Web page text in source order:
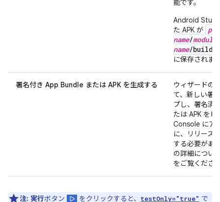
能です。
Android
た APK が
name/module-
name/build/
に保存されま
署名付き App Bundle または APK を生成する
ウィザードの
て、新しい署
プし、署名済
たは APK をビ
Console にア
に、リリース
する必要があ
の詳細につい
をご覧くださ
注: 実行ボタン をクリックすると、 testOnly="true" で